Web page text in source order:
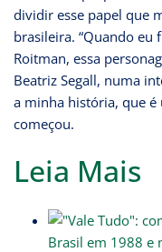
dividir esse papel que
brasileira. “Quando eu
Roitman, essa
Beatriz Segall, numa
a minha história, que é
começou.
Leia Mais